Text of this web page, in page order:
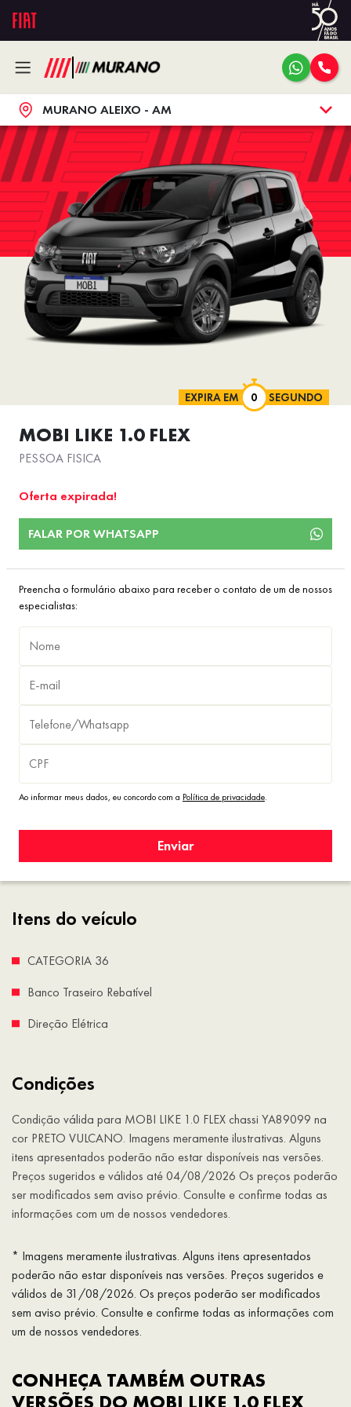
MURANO ALEIXO - AM
Itens do veículo
CATEGORIA 36
Banco Traseiro Rebatível
Direção Elétrica
Condições
Condição válida para MOBI LIKE 1.0 FLEX chassi YA89099 na
cor PRETO VULCANO. Imagens meramente ilustrativas. Alguns
itens apresentados poderão não estar disponíveis nas versões.
Preços sugeridos e válidos até 04/08/2026 Os preços poderão
ser modificados sem aviso prévio. Consulte e confirme todas as
informações com um de nossos vendedores.
* Imagens meramente ilustrativas. Alguns itens apresentados
poderão não estar disponíveis nas versões. Preços sugeridos e
válidos de 31/08/2026. Os preços poderão ser modificados
sem aviso prévio. Consulte e confirme todas as informações com
um de nossos vendedores.
EXPIRA EM SEGUNDO
MOBI LIKE 1.0 FLEX
PESSOA FISICA
Oferta expirada!
FALAR POR WHATSAPP
Preencha o formulário abaixo para receber o contato de um de nossos
especialistas:
Ao informar meus dados, eu concordo com a Política de privacidade.
Enviar
CONHEÇA TAMBÉM OUTRAS
VERSÕES DO MOBI LIKE 1.0 FLEX